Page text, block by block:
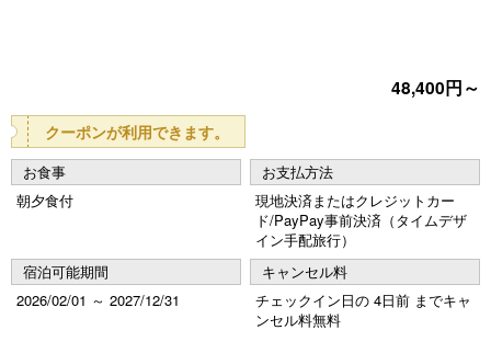
s
48,400円～
クーポンが利用できます。
お食事
朝夕食付
お支払方法
現地決済またはクレジットカー
ド/PayPay事前決済（タイムデザ
イン手配旅行）
宿泊可能期間
2026/02/01 ～ 2027/12/31
キャンセル料
チェックイン日の 4日前 までキャ
ンセル料無料